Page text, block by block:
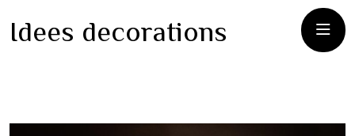
Idees decorations